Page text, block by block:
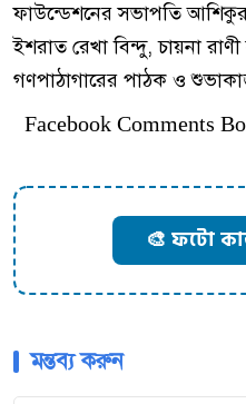
ফাউন্ডেশনের সভাপতি আশিকুর
ইশরাত রেখা বিন্দু, চায়না
গণপাঠাগারের পাঠক ও
Facebook Comments
🎨 ফটো
মন্তব্য করুন